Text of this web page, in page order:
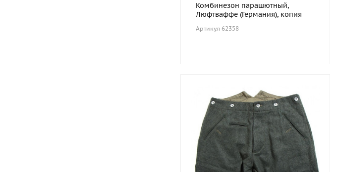
Комбинезон парашютный,
Люфтваффе (Германия), копия
Артикул 62358